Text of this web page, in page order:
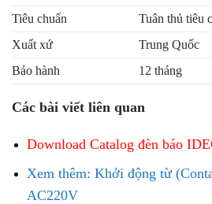
Tiêu chuẩn
Tuân thủ tiêu
Xuất xứ
Trung Quốc
Bảo hành
12 tháng
Các bài viết liên quan
Download Catalog đèn báo
Xem thêm: Khởi động từ
AC220V